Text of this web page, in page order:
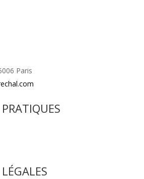
Paris